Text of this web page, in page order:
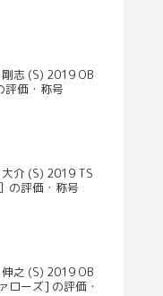
剛志 (S) 2019 OB
価・称号
大介 (S) 2019 TS
の評価・称号
伸之 (S) 2019 OB
ローズ] の評価・